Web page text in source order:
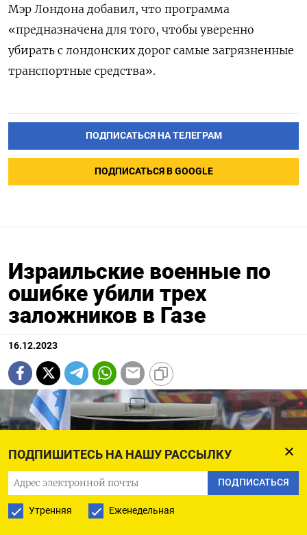
ПОДПИШИТЕСЬ НА НАШУ РАССЫЛКУ
ПОДПИСАТЬСЯ
Утренняя Еженедельная
Мэр Лондона добавил, что программа
«предназначена для того, чтобы уверенно
убирать с лондонских дорог самые загрязненные
транспортные средства».
ПОДПИСАТЬСЯ НА ТЕЛЕГРАМ
ПОДПИСАТЬСЯ В GOOGLE
Израильские военные по
ошибке убили трех
заложников в Газе
16.12.2023